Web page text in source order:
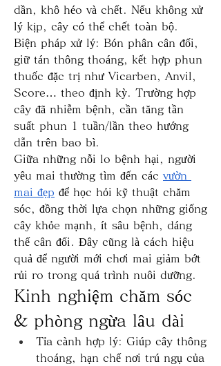
dần, khô héo và chết. Nếu không xử
lý kịp, cây có thể chết toàn bộ.
Biện pháp xử lý: Bón phân cân đối,
giữ tán thông thoáng, kết hợp phun
thuốc đặc trị như Vicarben, Anvil,
Score… theo định kỳ. Trường hợp
cây đã nhiễm bệnh, cần tăng tần
suất phun 1 tuần/lần theo hướng
dẫn trên bao bì.
Giữa những nỗi lo bệnh hại, người
yêu mai thường tìm đến các vườn
mai đẹp để học hỏi kỹ thuật chăm
sóc, đồng thời lựa chọn những giống
cây khỏe mạnh, ít sâu bệnh, dáng
thế cân đối. Đây cũng là cách hiệu
quả để người mới chơi mai giảm bớt
rủi ro trong quá trình nuôi dưỡng.
Kinh nghiệm chăm sóc
& phòng ngừa lâu dài
Tỉa cành hợp lý: Giúp cây thông
thoáng, hạn chế nơi trú ngụ của